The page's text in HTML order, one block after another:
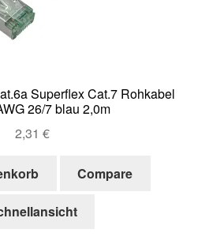
Superflex Cat.7 Rohkabel
26/7 blau 2,0m
2,31 €
Compare